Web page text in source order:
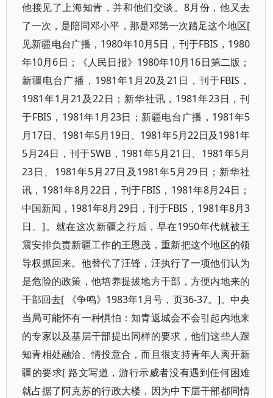
他接见了上海知青，并和他们交谈。8月份，他又去
了一次，是陪同邓小平，那是邓第一次踏足这个地区[
见新疆电台广播，1980年10月5日，刊于FBIS，1980
年10月6日；《人民日报》1980年10月16日第二版；
新疆电台广播，1981年1月20及21日，刊于FBIS，
1981年1月21及22日；新华社讯，1981年23日，刊
于FBIS，1981年1月23日；新疆电台广播，1981年5
月17日、1981年5月19日、1981年5月22日及1981年
5月24日，刊于SWB，1981年5月21日、1981年5月
23日、1981年5月27日及1981年5月29日；新华社
讯，1981年8月22日，刊于FBIS，1981年8月24日；
中国新闻，1981年8月29日，刊于FBIS，1981年8月3
日。]。就在这次新疆之行后，早在1950年代就被王
震安排负责新疆工作的王恩茂，重新把这个地区的领
导权抓回来。他替代了汪锋，汪执行了一项他们认为
是危险的政策，他培养提拔地方干部，方便内地来的
干部回去[ 《争鸣》1983年1月号，页36-37。]。中央
当局可能怀有一种惧怕：知青返城会不会引起内地来
的专家以及基层干部提出同样的要求，他们这些人跟
知青相处融洽、情投意合，而且很支持青年人离开新
疆的要求[ 路文写道，游行示威者没有遇到任何困难
就占据了阿克苏的行政大楼，因为中下层干部都同情